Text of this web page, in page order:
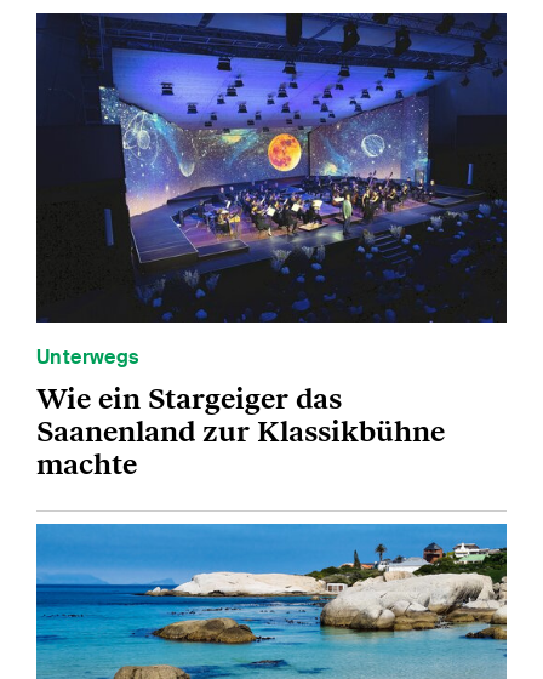
Unterwegs
Wie ein Stargeiger das
Saanenland zur Klassikbühne
machte